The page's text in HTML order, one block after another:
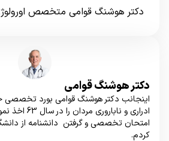
دکتر هوشنگ قوامی متخصص
دکتر هوشنگ قوامی
اینجانب دکتر هوشنگ قوامی بورد تخصصی
ادراری و
امتحان تخصصی و گرفتن دانشنامه از
کردم.